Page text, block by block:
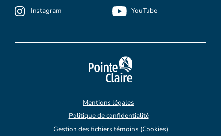
Instagram YouTube
Mentions légales
Politique de confidentialité
Gestion des fichiers témoins (Cookies)